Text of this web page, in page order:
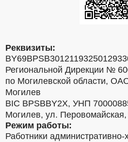
Реквизиты:
Региональной Дирекции №
по Могилевской области,
Могилев
BIC BPSBBY2X, УНП
Могилев, ул.
Режим работы:
Работники административно-